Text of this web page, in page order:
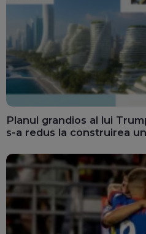
Planul grandios al lui
s-a redus la construirea